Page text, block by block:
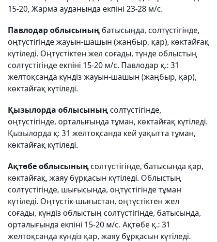
15-20, Жарма ауданында екпіні 23-28 м/с.
Павлодар облысының батысыңда, солтүстігінде,
оңтүстігінде жауын-шашын (жаңбыр, қар), көктайғақ
күтіледі. Оңтүстіктен жел соғады, түнде облыстың
солтүстігінде екпіні 15-20 м/с. Павлодар қ.: 31
желтоқсанда күндіз жауын-шашын (жаңбыр, қар),
көктайғақ күтіледі.
Қызылорда облысыныңсолтүстігінде,
оңтүстігінде, орталығында тұман, көктайғақ күтіледі.
Қызылорда қ: 31 желтоқсанда кей уақытта тұман,
көктайғақ күтіледі.
Ақтөбе облысыныңсолтүстігінде, батысында қар,
көктайғақ, жаяу бұрқасын күтіледі. Облыстың
солтүстігінде, шығысында, оңтүстігінде тұман
күтіледі. Оңтүстік-шығыстан, оңтүстіктен жел
соғады, күндіз облыстың солтүстігінде, батысында,
орталығында екпіні 15-20 м/с. Ақтөбе қ.: 31
желтоқсанда күндіз қар, жаяу бұрқасын күтіледі.